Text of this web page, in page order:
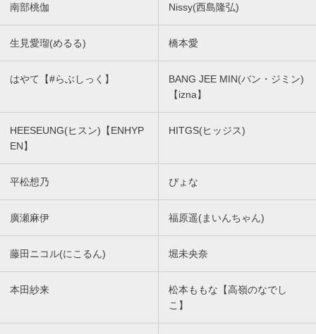
南部桃伽 Nissy(西島隆弘)
生見愛瑠(めるる) 橋本愛
はやて【#らぶしっく】
BANG JEE MIN(バン・ジミン)
【izna】
HEESEUNG(ヒスン)【ENHYP
EN】
HITGS(ヒッジス)
平松想乃 ぴょな
廣瀬麻伊 福原遥(まいんちゃん)
藤田ニコル(にこるん) 堀未央奈
本田紗来
松本ももな【高嶺のなでし
こ】